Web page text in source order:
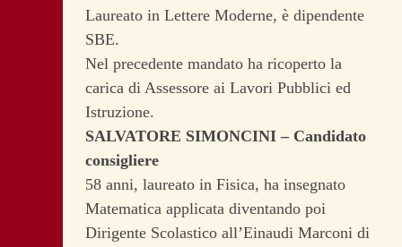
Laureato in Lettere Moderne, è dipendente
SBE.
Nel precedente mandato ha ricoperto la
carica di Assessore ai Lavori Pubblici ed
Istruzione.
SALVATORE SIMONCINI – Candidato
consigliere
58 anni, laureato in Fisica, ha insegnato
Matematica applicata diventando poi
Dirigente Scolastico all’Einaudi Marconi di